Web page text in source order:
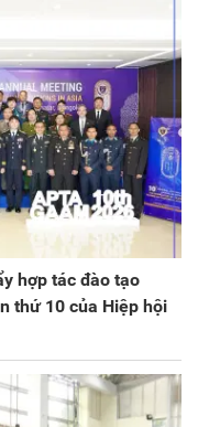
hợp tác đào tạo
thứ 10 của Hiệp hội